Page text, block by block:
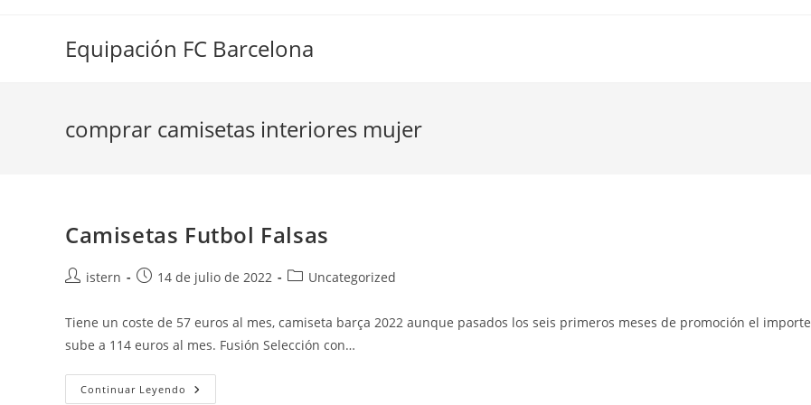
Equipación FC Barcelona
comprar camisetas interiores mujer
Camisetas Futbol Falsas
Autor
la
entrada:
istern
Publicación
la
entrada:
14 de julio de 2022
Categoría
entrada:
Uncategorized
Tiene un coste de 57 euros al mes, camiseta barça 2022 aunque pasados los seis primeros meses de promoción el importe
sube a 114 euros al mes. Fusión Selección con…
Continuar Leyendo Camisetas